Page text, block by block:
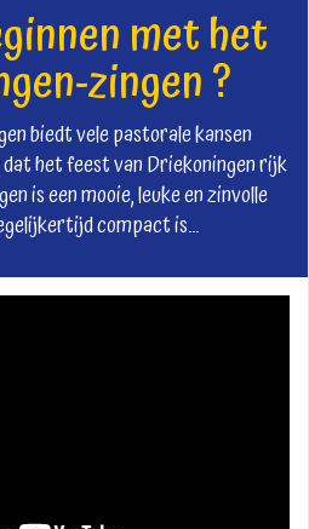
met het
zingen ?
biedt vele pastorale kansen
het feest van Driekoningen rijk
is een mooie, leuke en zinvolle
compact is...